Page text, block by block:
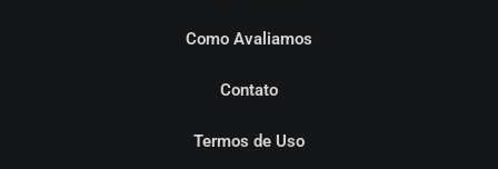
Como Avaliamos
Contato
Termos de Uso